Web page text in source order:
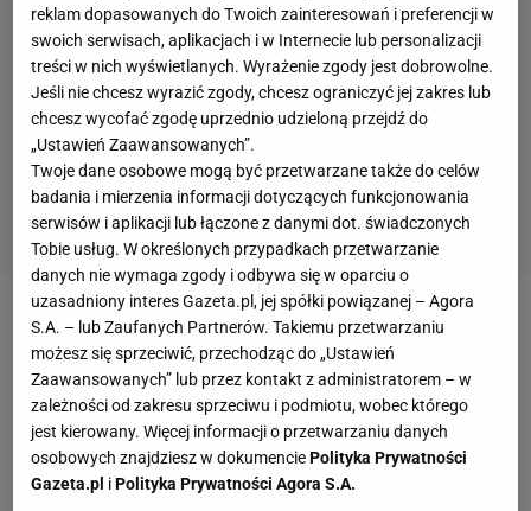
Styl rustykalny - jaki to?
Styl rustykalny jest bardzo swojski, nawiązuje do
ludowego klimatu.Choć na długi czas odszedł w
zapomnienie, teraz znowu wpisuje się w
wnętrzarskie trendy i cieszy coraz większym
reklam dopasowanych do Twoich zainteresowań i preferencji w
swoich serwisach, aplikacjach i w Internecie lub personalizacji
treści w nich wyświetlanych. Wyrażenie zgody jest dobrowolne.
Jeśli nie chcesz wyrazić zgody, chcesz ograniczyć jej zakres lub
chcesz wycofać zgodę uprzednio udzieloną przejdź do
„Ustawień Zaawansowanych”.
Twoje dane osobowe mogą być przetwarzane także do celów
badania i mierzenia informacji dotyczących funkcjonowania
serwisów i aplikacji lub łączone z danymi dot. świadczonych
Tobie usług. W określonych przypadkach przetwarzanie
danych nie wymaga zgody i odbywa się w oparciu o
uzasadniony interes Gazeta.pl, jej spółki powiązanej – Agora
S.A. – lub Zaufanych Partnerów. Takiemu przetwarzaniu
możesz się sprzeciwić, przechodząc do „Ustawień
Zaawansowanych” lub przez kontakt z administratorem – w
zależności od zakresu sprzeciwu i podmiotu, wobec którego
jest kierowany. Więcej informacji o przetwarzaniu danych
osobowych znajdziesz w dokumenciePolityka Prywatności
Gazeta.pl iPolityka Prywatności Agora S.A.